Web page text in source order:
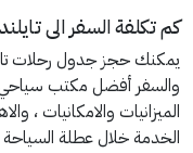
كم تكلفة السفر الى
والسفر أفضل مكتب سياحي
الميزانيات والامكانيات
الخدمة خلال عطلة السياحة